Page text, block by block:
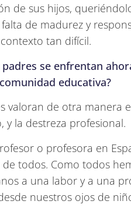
de sus hijos,
de madurez y
tan difícil.
padres se enfrentan
educativa?
valoran de otra manera
y la destreza profesional.
o profesora en
de todos. Como todos
a una labor y a una
nuestros ojos de